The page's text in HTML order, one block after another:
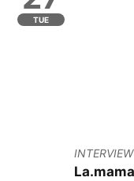
TUE
INTERVIEW